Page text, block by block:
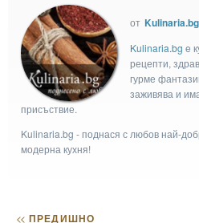
от Kulinaria.bg
Kulinaria.bg e
рецепти,
гурме
заживява и
присъствие.
Kulinaria.bg - поднася с любов най-
модерна кухня!
<< ПРЕДИШНО